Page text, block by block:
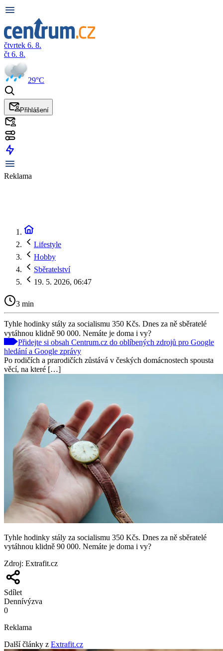
čtvrtek 6. 8.
čt 6. 8.
29°C
Přihlášení
Reklama
Lifestyle
Hobby
Sběratelství
19. 5. 2026, 06:47
3 min
Tyhle hodinky stály za socialismu 350 Kčs. Dnes za ně sběratelé
vytáhnou klidně 90 000. Nemáte je doma i vy?
Přidejte si obsah Centrum.cz do oblíbených zdrojů pro Google
hledání a Google zprávy
Po rodičích a prarodičích zůstává v českých domácnostech spousta
věcí, na které […]
Tyhle hodinky stály za socialismu 350 Kčs. Dnes za ně sběratelé
vytáhnou klidně 90 000. Nemáte je doma i vy?
Zdroj: Extrafit.cz
Sdílet
Dennívýzva
0
Reklama
Další články z Extrafit.cz